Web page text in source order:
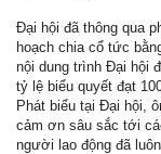
Đại hội đã thông qua
hoạch chia cổ tức
nội dung trình Đại hội
tỷ lệ biểu quyết đạt
Phát biểu tại Đại hội,
cảm ơn sâu sắc tới
người lao động đã